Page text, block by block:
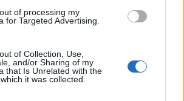
of processing my
for Targeted Advertising.
of Collection, Use,
and/or Sharing of my
that Is Unrelated with the
it was collected.
zupa garšo ar rupjmaizi un karoti